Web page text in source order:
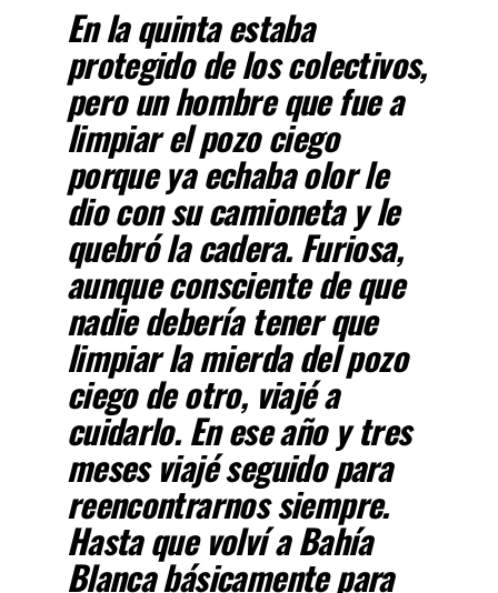
En la quinta estaba
protegido de los colectivos,
pero un hombre que fue a
limpiar el pozo ciego
porque ya echaba olor le
dio con su camioneta y le
quebró la cadera. Furiosa,
aunque consciente de que
nadie debería tener que
limpiar la mierda del pozo
ciego de otro, viajé a
cuidarlo. En ese año y tres
meses viajé seguido para
reencontrarnos siempre.
Hasta que volví a Bahía
Blanca básicamente para